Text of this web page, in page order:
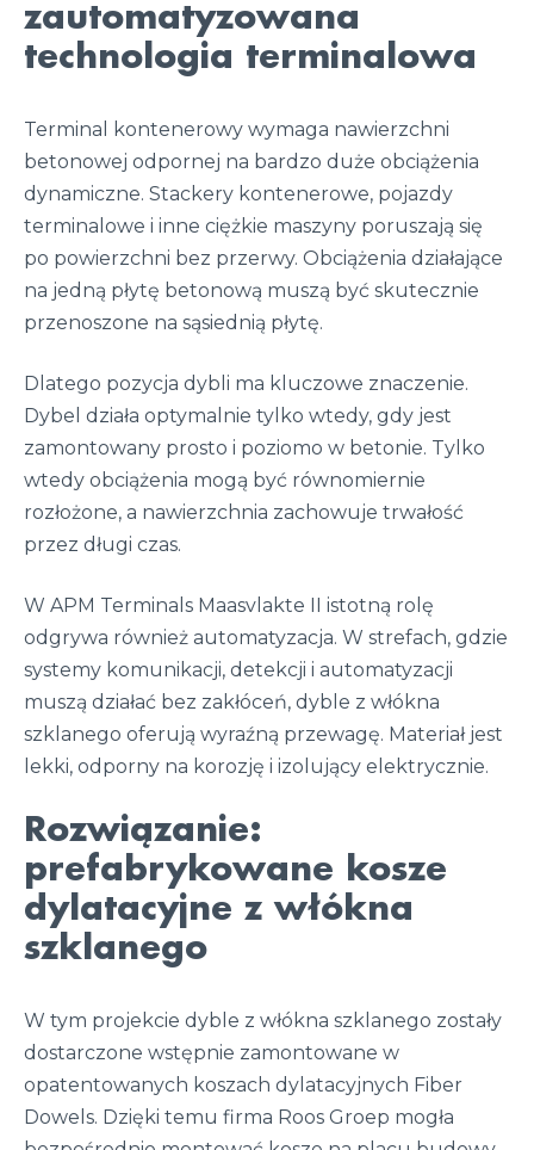
zautomatyzowana
technologia terminalowa
Terminal kontenerowy wymaga nawierzchni
betonowej odpornej na bardzo duże obciążenia
dynamiczne. Stackery kontenerowe, pojazdy
terminalowe i inne ciężkie maszyny poruszają się
po powierzchni bez przerwy. Obciążenia działające
na jedną płytę betonową muszą być skutecznie
przenoszone na sąsiednią płytę.
Dlatego pozycja dybli ma kluczowe znaczenie.
Dybel działa optymalnie tylko wtedy, gdy jest
zamontowany prosto i poziomo w betonie. Tylko
wtedy obciążenia mogą być równomiernie
rozłożone, a nawierzchnia zachowuje trwałość
przez długi czas.
W APM Terminals Maasvlakte II istotną rolę
odgrywa również automatyzacja. W strefach, gdzie
systemy komunikacji, detekcji i automatyzacji
muszą działać bez zakłóceń, dyble z włókna
szklanego oferują wyraźną przewagę. Materiał jest
lekki, odporny na korozję i izolujący elektrycznie.
Rozwiązanie:
prefabrykowane kosze
dylatacyjne z włókna
szklanego
W tym projekcie dyble z włókna szklanego zostały
dostarczone wstępnie zamontowane w
opatentowanych koszach dylatacyjnych Fiber
Dowels. Dzięki temu firma Roos Groep mogła